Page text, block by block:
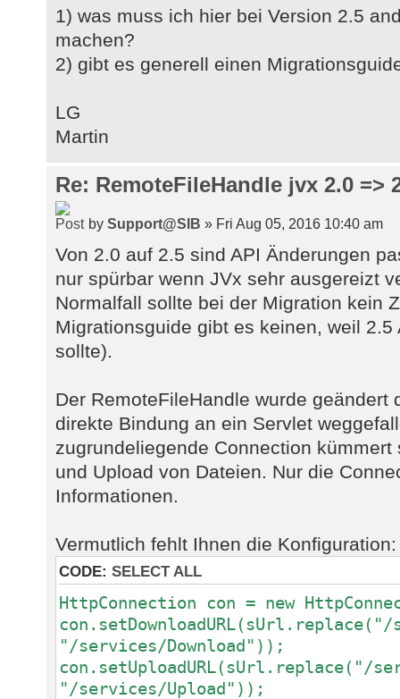
1) was muss ich hier bei Version 2.5
machen?
2) gibt es generell einen
LG
Martin
Re: RemoteFileHandle jvx 2.0 =>
by Support@SIB » Fri Aug 05, 2016 10:40 am
Von 2.0 auf 2.5 sind API Änderungen
nur spürbar wenn JVx sehr ausgereizt
Normalfall sollte bei der Migration kein
Migrationsguide gibt es keinen, weil
sollte).
Der RemoteFileHandle wurde geändert
direkte Bindung an ein Servlet
zugrundeliegende Connection
und Upload von Dateien. Nur die
Informationen.
Vermutlich fehlt Ihnen die Konfiguration:
CODE: SELECT ALL
HttpConnection con = new
"/services/Download"));
con.setUploadURL(sUrl.replace("/
"/services/Upload"));